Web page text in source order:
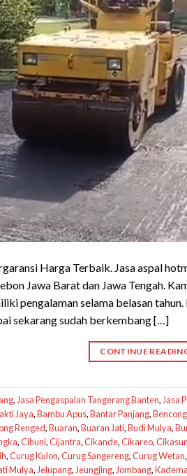
Harga Terbaik. Jasa aspal
Jawa Barat dan Jawa Tengah.
pengalaman selama belasan
sekarang sudah berkembang […]
CONTINUE
, Jasa Pengaspalan Tangerang Banten, Jasa
Jaya,Bambu Apus,Bantar Panjang,
Renged,Buaran,Buaran Jati,Budi Mulya,
,Cihuni,Cijantra,Cikande,Cikareo,
,Curug Kulon,Curug Sangereng,Curug Wetan,
Mulya, Jelupang, Jeungjing, Jombang,